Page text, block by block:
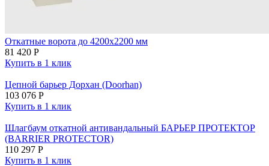
Откатные ворота до 4200х2200 мм
81 420 Р
Купить в 1 клик
Цепной барьер Дорхан (Doorhan)
103 076 Р
Купить в 1 клик
Шлагбаум откатной антивандальный БАРЬЕР ПРОТЕКТОР
(BARRIER PROTECTOR)
110 297 Р
Купить в 1 клик